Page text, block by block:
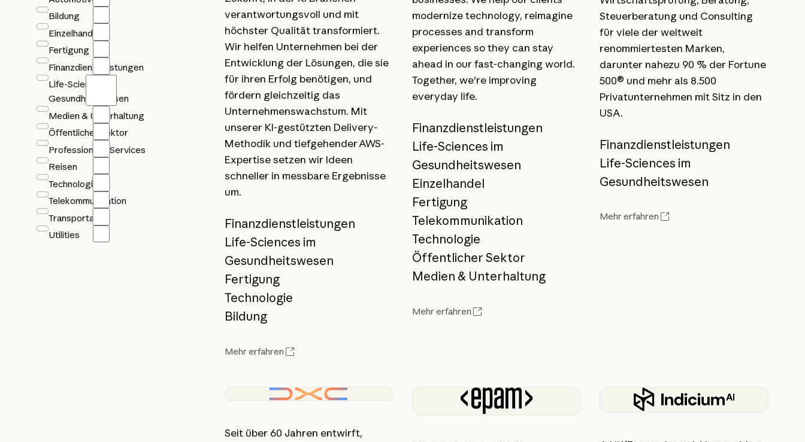
Bildung
Einzelhandel
Fertigung
Finanzdienstleistungen
Life-Sciences im
Gesundheitswesen
Medien & Unterhaltung
Öffentlicher Sektor
Professionelle Services
Reisen
Technologie
Telekommunikation
Transportation
Utilities
verantwortungsvoll und mit
höchster Qualität transformiert.
Wir helfen Unternehmen bei der
Entwicklung der Lösungen, die sie
für ihren Erfolg benötigen, und
fördern gleichzeitig das
Unternehmenswachstum. Mit
unserer KI-gestützten Delivery-
Methodik und tiefgehender AWS-
Expertise setzen wir Ideen
schneller in messbare Ergebnisse
um.
Finanzdienstleistungen
Life-Sciences im
Gesundheitswesen
Fertigung
Technologie
Bildung
Mehr erfahren
modernize technology, reimagine
processes and transform
experiences so they can stay
ahead in our fast-changing world.
Together, we're improving
everyday life.
Finanzdienstleistungen
Life-Sciences im
Gesundheitswesen
Einzelhandel
Fertigung
Telekommunikation
Technologie
Öffentlicher Sektor
Medien & Unterhaltung
Mehr erfahren
Steuerberatung und Consulting
für viele der weltweit
renommiertesten Marken,
darunter nahezu 90 % der Fortune
500® und mehr als 8.500
Privatunternehmen mit Sitz in den
USA.
Finanzdienstleistungen
Life-Sciences im
Gesundheitswesen
Mehr erfahren
Seit über 60 Jahren entwirft,